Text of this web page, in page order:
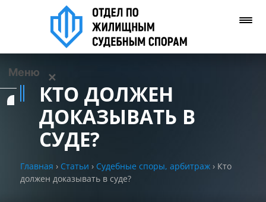
Меню ✕
Контакты
КТО ДОЛЖЕН
ДОКАЗЫВАТЬ В
СУДЕ?
Главная › Статьи › Судебные споры, арбитраж › Кто
должен доказывать в суде?